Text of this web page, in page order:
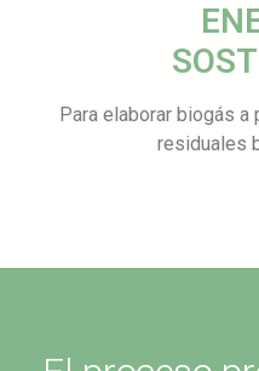
Para elaborar biogás
residuales